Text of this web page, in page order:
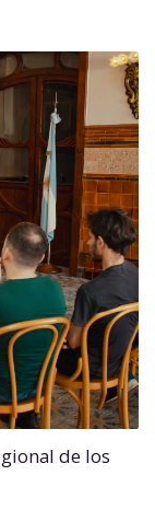
de los